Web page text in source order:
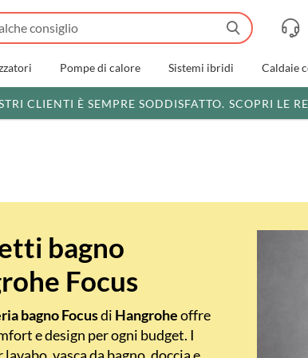
Pompe di calore Sistemi ibridi Caldaie
CLIENTI È SEMPRE SODDISFATTO. SCOPRI LE
bagno
Focus
bagno Focusdi Hangroheoffre
e design per ogni budget. I